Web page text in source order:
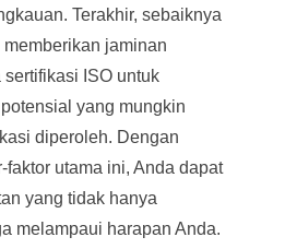
Terakhir, sebaiknya
jaminan
ISO untuk
yang mungkin
diperoleh. Dengan
faktor utama ini, Anda dapat
yang tidak hanya
melampaui harapan Anda.